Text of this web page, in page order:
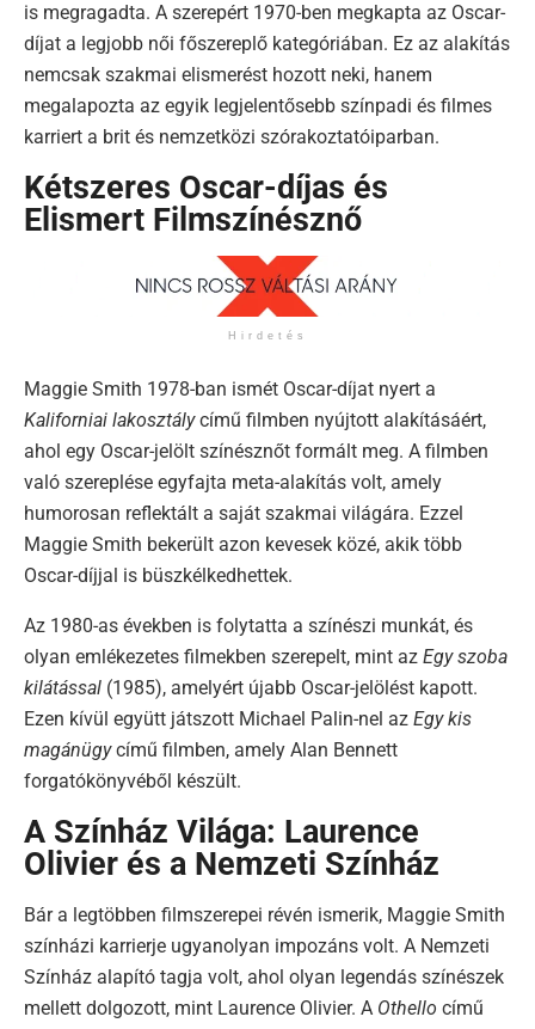
is megragadta. A szerepért 1970-ben megkapta az Oscar-
díjat a legjobb női főszereplő kategóriában. Ez az alakítás
nemcsak szakmai elismerést hozott neki, hanem
megalapozta az egyik legjelentősebb színpadi és filmes
karriert a brit és nemzetközi szórakoztatóiparban.
Kétszeres Oscar-díjas és
Elismert Filmszínésznő
Hirdetés
Maggie Smith 1978-ban ismét Oscar-díjat nyert a
Kaliforniai lakosztálycímű filmben nyújtott alakításáért,
ahol egy Oscar-jelölt színésznőt formált meg. A filmben
való szereplése egyfajta meta-alakítás volt, amely
humorosan reflektált a saját szakmai világára. Ezzel
Maggie Smith bekerült azon kevesek közé, akik több
Oscar-díjjal is büszkélkedhettek.
Az 1980-as években is folytatta a színészi munkát, és
olyan emlékezetes filmekben szerepelt, mint az Egy szoba
kilátással (1985), amelyért újabb Oscar-jelölést kapott.
Ezen kívül együtt játszott Michael Palin-nel az Egy kis
magánügycímű filmben, amely Alan Bennett
forgatókönyvéből készült.
A Színház Világa: Laurence
Olivier és a Nemzeti Színház
Bár a legtöbben filmszerepei révén ismerik, Maggie Smith
színházi karrierje ugyanolyan impozáns volt. A Nemzeti
Színház alapító tagja volt, ahol olyan legendás színészek
mellett dolgozott, mint Laurence Olivier. A Othello című